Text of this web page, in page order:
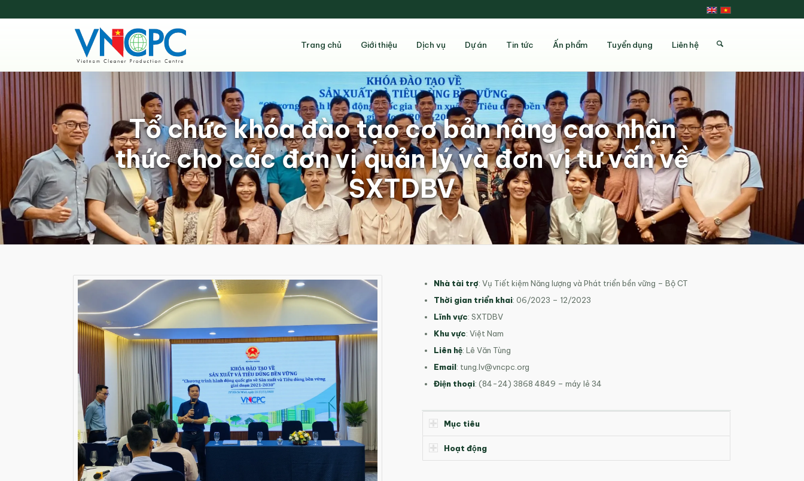
Trang chủ Giới thiệu Dịch vụ Dự án Tin tức Ấn phẩm Tuyển dụng Liên hệ
Tổ chức khóa đào tạo cơ bản nâng cao nhận
thức cho các đơn vị quản lý và đơn vị tư vấn về
SXTDBV
Nhà tài trợ: Vụ Tiết kiệm Năng lượng và Phát triển bền vững – Bộ CT
Thời gian triển khai: 06/2023 – 12/2023
Lĩnh vực: SXTDBV
Khu vực: Việt Nam
Liên hệ: Lê Văn Tùng
Email: tung.lv@vncpc.org
Điện thoại: (84-24) 3868 4849 – máy lẻ 34
Mục tiêu
Hoạt động